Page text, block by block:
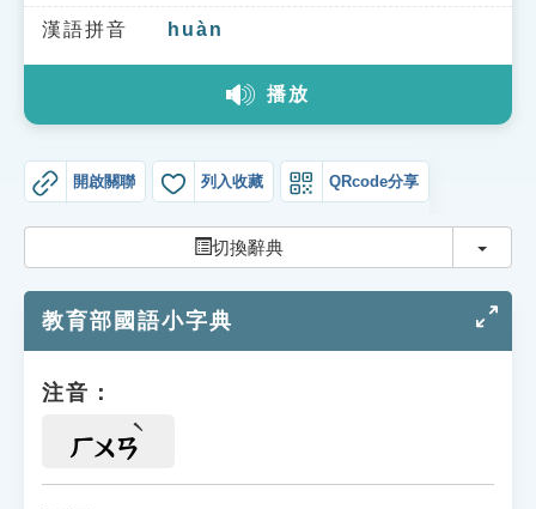
生命大百科索引
教學應用
貓頭鷹博士
漢語拼音 huàn
播放
開啟關聯 列入收藏 QRcode分享
切換辭典 切換
教育部國語小字典
注音：
ㄏㄨㄢ